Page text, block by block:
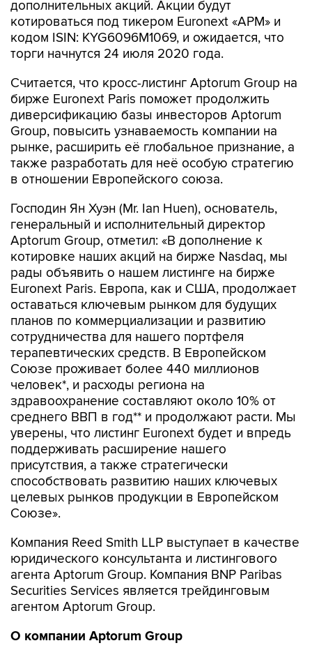
дополнительных акций. Акции будут
котироваться под тикером Euronext «APM» и
кодом ISIN: KYG6096M1069, и ожидается, что
торги начнутся 24 июля 2020 года.
Считается, что кросс-листинг Aptorum Group на
бирже Euronext Paris поможет продолжить
диверсификацию базы инвесторов Aptorum
Group, повысить узнаваемость компании на
рынке, расширить её глобальное признание, а
также разработать для неё особую стратегию
в отношении Европейского союза.
Господин Ян Хуэн (Mr. Ian Huen), основатель,
генеральный и исполнительный директор
Aptorum Group, отметил: «В дополнение к
котировке наших акций на бирже Nasdaq, мы
рады объявить о нашем листинге на бирже
Euronext Paris. Европа, как и США, продолжает
оставаться ключевым рынком для будущих
планов по коммерциализации и развитию
сотрудничества для нашего портфеля
терапевтических средств. В Европейском
Союзе проживает более 440 миллионов
человек*, и расходы региона на
здравоохранение составляют около 10% от
среднего ВВП в год** и продолжают расти. Мы
уверены, что листинг Euronext будет и впредь
поддерживать расширение нашего
присутствия, а также стратегически
способствовать развитию наших ключевых
целевых рынков продукции в Европейском
Союзе».
Компания Reed Smith LLP выступает в качестве
юридического консультанта и листингового
агента Aptorum Group. Компания BNP Paribas
Securities Services является трейдинговым
агентом Aptorum Group.
О компании Aptorum Group